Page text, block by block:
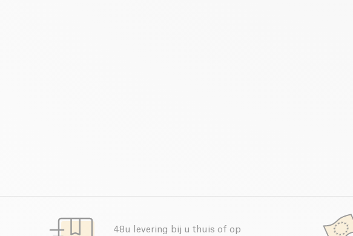
48u levering bij u thuis of op